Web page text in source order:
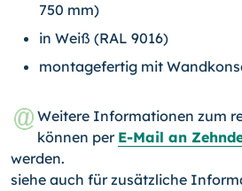
750 mm)
in Weiß (RAL 9016)
montagefertig mit
Weitere Informationen zum
können per E-Mail an
werden.
siehe auch für zusätzliche